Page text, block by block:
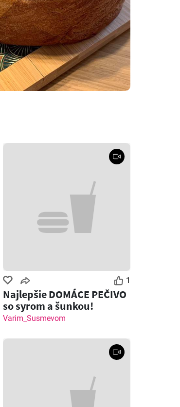
1
Najlepšie DOMÁCE PEČIVO
so syrom a šunkou!
Varim_Susmevom